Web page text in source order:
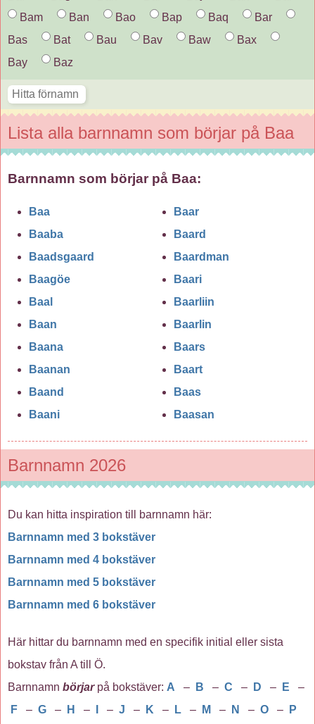
Bam
Ban Bao Bap Baq
Bar
Bas
Bat Bau Bav Baw
Bax
Bay
Baz
Lista alla barnnamn som börjar på Baa
Barnnamn som börjar på Baa:
Baa
Baaba
Baadsgaard
Baagöe
Baal
Baan
Baana
Baanan
Baand
Baani
Baar
Baard
Baardman
Baari
Baarliin
Baarlin
Baars
Baart
Baas
Baasan
Barnnamn 2026
Du kan hitta inspiration till barnnamn här:
Barnnamn med 3 bokstäver
Barnnamn med 4 bokstäver
Barnnamn med 5 bokstäver
Barnnamn med 6 bokstäver
Här hittar du barnnamn med en specifik initial eller sista
bokstav från A till Ö.
Barnnamn börjarpå bokstäver: A – B – C – D – E
–
F
– G – H – – J – K – L – M – N – O – P